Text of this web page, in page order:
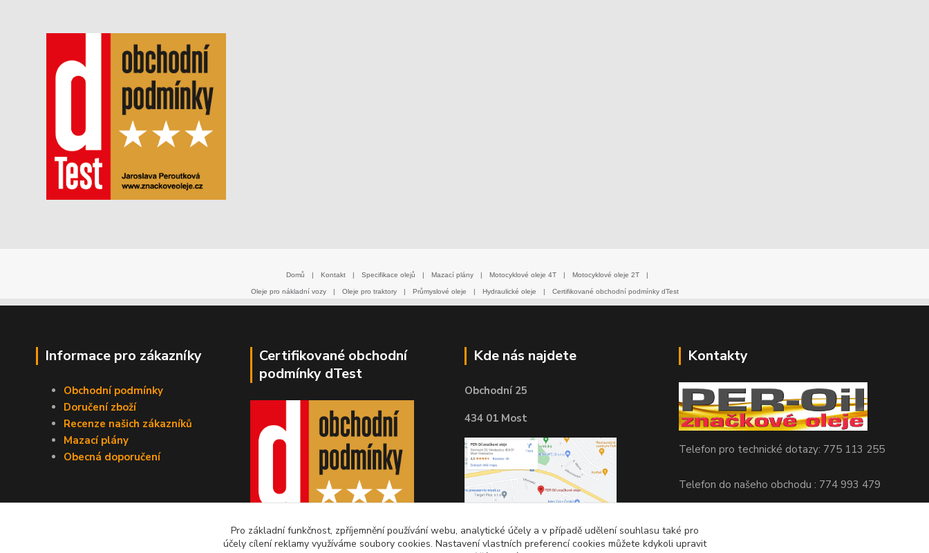
Domů | Kontakt | Specifikace olejů | Mazací plány | Motocyklové oleje 4T | Motocyklové oleje 2T |
Oleje pro nákladní vozy | Oleje pro traktory | Průmyslové oleje | Hydraulické oleje | Certifikované obchodní podmínky dTest
Informace pro zákazníky
Obchodní podmínky
Doručení zboží
Recenze našich zákazníků
Mazací plány
Obecná doporučení
Certifikované obchodní
podmínky dTest
Kde nás najdete
Obchodní 25
434 01 Most
Kontakty
Telefon pro technické dotazy: 775 113 255
Telefon do našeho obchodu : 774 993 479
Pro základní funkčnost, zpříjemnění používání webu, analytické účely a v případě udělení souhlasu také pro
účely cílení reklamy využíváme soubory cookies. Nastavení vlastních preferencí cookies můžete kdykoli upravit